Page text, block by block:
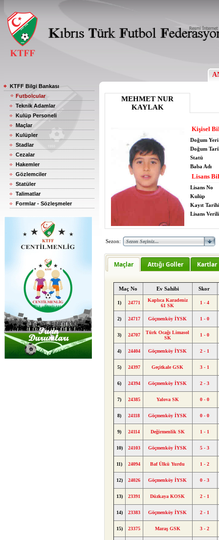
KTFF Bilgi Bankası
Futbolcular
Teknik Adamlar
Kulüp Personeli
Maçlar
Kulüpler
Stadlar
Cezalar
Hakemler
Gözlemciler
Statüler
Talimatlar
Formlar - Sözleşmeler
MEHMET NUR
KAYLAK
Kişisel
Doğum Yeri
Doğum
Statü
Baba Adı
Lisans
Lisans No
Kulüp
Kayıt Tarihi
Lisans
Sezon:
Maçlar Attığı Goller Kartlar
Maç No Ev Sahibi Skor
1) 24771
Kaplıca Karadeniz
61 SK
1 - 4
2) 24717 Göçmenköy İYSK 1 - 0
3) 24707
Türk Ocağı Limasol
SK
1 - 0
4) 24404 Göçmenköy İYSK 2 - 1
5) 24397 Geçitkale GSK 3 - 1
6) 24394 Göçmenköy İYSK 2 - 3
7) 24385 Yalova SK 0 - 0
8) 24118 Göçmenköy İYSK 0 - 0
9) 24114 Değirmenlik SK 1 - 1
10) 24103 Göçmenköy İYSK 5 - 3
11) 24094 Baf Ülkü Yurdu 1 - 2
12) 24026 Göçmenköy İYSK 0 - 3
13) 23391 Düzkaya KOSK 2 - 1
14) 23383 Göçmenköy İYSK 2 - 1
15) 23375 Maraş GSK 3 - 2